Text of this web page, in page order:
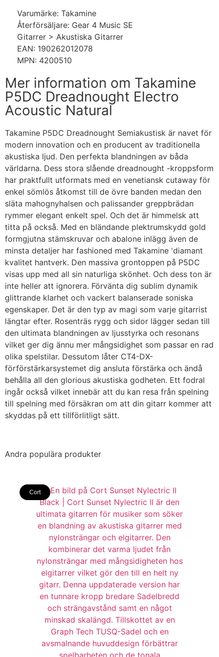
Varumärke: Takamine
Återförsäljare: Gear 4 Music SE
Gitarrer > Akustiska Gitarrer
EAN: 190262012078
MPN: 4200510
Mer information om Takamine
P5DC Dreadnought Electro
Acoustic Natural
Takamine P5DC Dreadnought Semiakustisk är navet för
modern innovation och en producent av traditionella
akustiska ljud. Den perfekta blandningen av båda
världarna. Dess stora slående dreadnought -kroppsform
har praktfullt utformats med en venetiansk cutaway för
enkel sömlös åtkomst till de övre banden medan den
släta mahognyhalsen och palissander greppbrädan
rymmer elegant enkelt spel. Och det är himmelsk att
titta på också. Med en bländande plektrumskydd gold
formgjutna stämskruvar och abalone inlägg även de
minsta detaljer har fashioned med Takamine 'diamant
kvalitet hantverk. Den massiva grontoppen på P5DC
visas upp med all sin naturliga skönhet. Och dess ton är
inte heller att ignorera. Förvänta dig sublim dynamik
glittrande klarhet och vackert balanserade soniska
egenskaper. Det är den typ av magi som varje gitarrist
längtar efter. Rosenträs rygg och sidor lägger sedan till
den ultimata blandningen av ljusstyrka och resonans
vilket ger dig ännu mer mångsidighet som passar en rad
olika spelstilar. Dessutom låter CT4-DX-
förförstärkarsystemet dig ansluta förstärka och ändå
behålla all den glorious akustiska godheten. Ett fodral
ingår också vilket innebär att du kan resa från spelning
till spelning med försäkran om att din gitarr kommer att
skyddas på ett tillförlitligt sätt.
Andra populära produkter
Cort